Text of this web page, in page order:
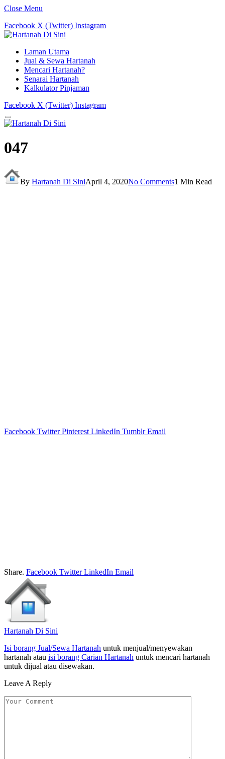
Close Menu
Facebook X (Twitter) Instagram
Laman Utama
Jual & Sewa Hartanah
Mencari Hartanah?
Senarai Hartanah
Kalkulator Pinjaman
Facebook X (Twitter) Instagram
047
By Hartanah Di SiniApril 4, 2020No Comments1 Min Read
Facebook Twitter Pinterest LinkedIn Tumblr Email
Share. Facebook Twitter LinkedIn Email
Hartanah Di Sini
Isi borang Jual/Sewa Hartanah untuk menjual/menyewakan
hartanah atau isi borang Carian Hartanah untuk mencari hartanah
untuk dijual atau disewakan.
Leave A Reply